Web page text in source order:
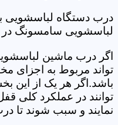
درب دستگاه لباسشویی
لباسشویی سامسونگ در
اگر درب ماشین
تواند مربوط به اجزای
باشد.اگر هر یک از این
توانند در عملکرد کلی
نمایند و سبب شوند تا